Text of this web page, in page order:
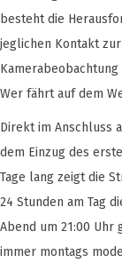
besteht die
jeglichen Kontakt
Wer fährt auf dem
Direkt im Anschluss
dem Einzug des
Tage lang zeigt die
24 Stunden am Tag
Abend um 21:00 Uhr
immer montags